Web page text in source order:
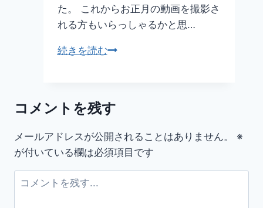
た。 これからお正月の動画を撮影さ
れる方もいらっしゃるかと思…
続きを読むお
前
「和
風
素
コメントを残す
メールアドレスが公開されることはありません。
※
が付いている欄は必須項目です